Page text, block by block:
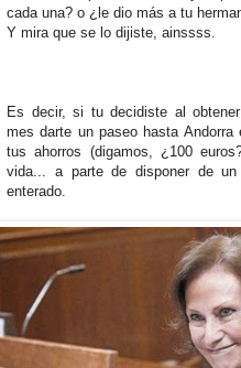
cada una? o ¿le dio más a tu
Y mira que se lo dijiste, ainssss.
Es decir, si tu decidiste al
mes darte un paseo hasta Andorra
tus ahorros (digamos, ¿100
vida... a parte de disponer de
enterado.